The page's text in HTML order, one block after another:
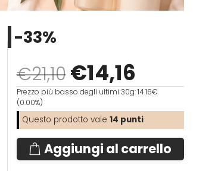
€21,10 €14,16
-33%
Prezzo più basso degli ultimi 30g: 14.16€
(0.00%)
Questo prodotto vale 14 punti
Aggiungi al carrello